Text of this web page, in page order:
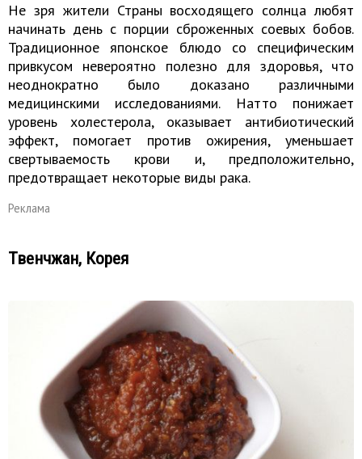
Не зря жители Страны восходящего солнца любят
начинать день с порции сброженных соевых бобов.
Традиционное японское блюдо со специфическим
привкусом невероятно полезно для здоровья, что
неоднократно было доказано различными
медицинскими исследованиями. Натто понижает
уровень холестерола, оказывает антибиотический
эффект, помогает против ожирения, уменьшает
свертываемость крови и, предположительно,
предотвращает некоторые виды рака.
Реклама
Твенчжан, Корея